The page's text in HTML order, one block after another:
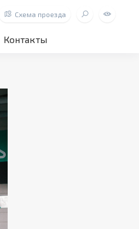
Схема проезда
Контакты